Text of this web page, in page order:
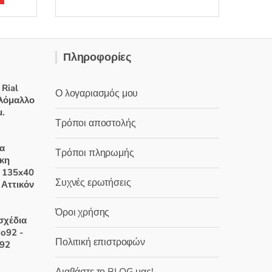
παραλλαγές.
Οι
επιλογές
να
επιλεγούν
στη
σελίδα
του
προϊόντος
€.
135x40
€
-
Πληροφορίες
Ο λογαριασμός μου
Τρόποι αποστολής
Τρόποι πληρωμής
Συχνές ερωτήσεις
Όροι χρήσης
Πολιτική επιστροφών